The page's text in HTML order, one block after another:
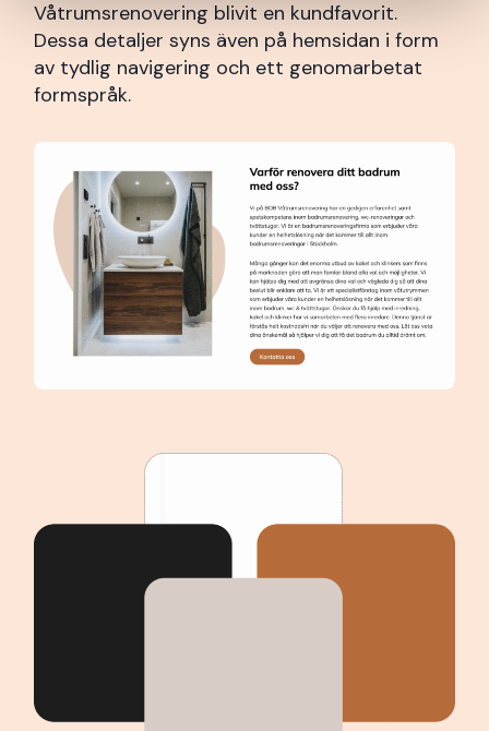
Våtrumsrenovering blivit en kundfavorit.
Dessa detaljer syns även på hemsidan i form
av tydlig navigering och ett genomarbetat
formspråk.